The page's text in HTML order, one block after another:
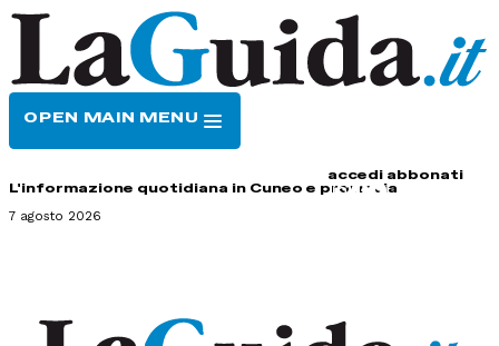
OPEN MAIN MENU
accedi abbonati
L'informazione quotidiana in Cuneo e provincia
7 agosto 2026